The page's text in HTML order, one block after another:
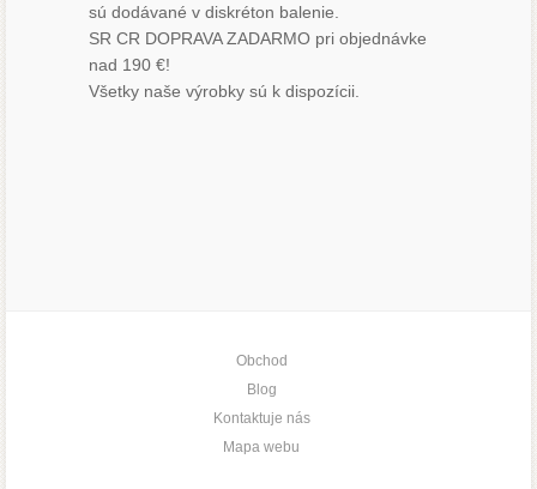
sú dodávané v diskréton balenie.
SR CR DOPRAVA ZADARMO pri objednávke
nad 190 €!
Všetky naše výrobky sú k dispozícii.
Obchod
Blog
Kontaktuje nás
Mapa webu